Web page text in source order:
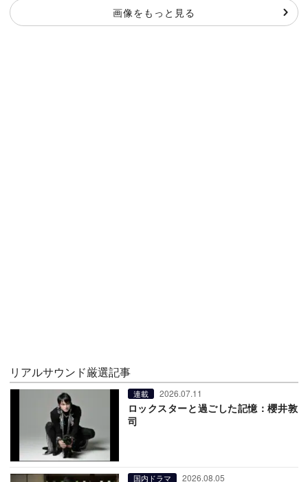
画像をもっと見る
リアルサウンド厳選記事
連載 2026.07.11
ロックスターと過ごした記憶：櫻井敦
司
国内ドラマ 2026.08.05